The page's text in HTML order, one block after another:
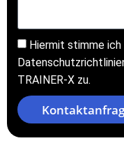
Hiermit stimme ich
TRAINER-X zu.